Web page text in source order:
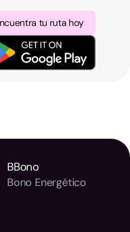
tu ruta hoy
BBono
Bono Energético